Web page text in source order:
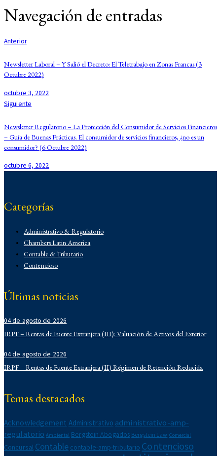
Navegación de entradas
Anterior
Newsletter Laboral – Y Salió el Decreto: El Teletrabajo en Zonas Francas (3
Octubre 2022)
octubre 3, 2022
Siguiente
Newsletter Regulatorio – La Protección del Consumidor de Servicios Financieros
– Guía de Buenas Prácticas. El consumidor de servicios financieros, ¿no es un
consumidor? (6 Octubre 2022)
octubre 6, 2022
Categorías
Administrativo & Regulatorio
Chambers Latin America
Contable & Tributario
Contencioso
Demo
IFLR 1000
Institucionales
Latin Lawyer 250
Legal 500
Newsletters
Propiedad Intelectual
Reconocimientos
Regulatorio
Últimas noticias
04 de agosto de 2026
IRPF – Rentas de Fuente Extranjera (III): Valuación de Activos del Exterior
04 de agosto de 2026
IRPF – Rentas de Fuente Extranjera (II) Régimen de Retención Reducida
Temas destacados
Acknowledgement Administrativo administrativo-amp-
regulatorio Ambiental Bergstein Abogados Bergstein Law Comercial
Concursal Contable contable-amp-tributario Contencioso